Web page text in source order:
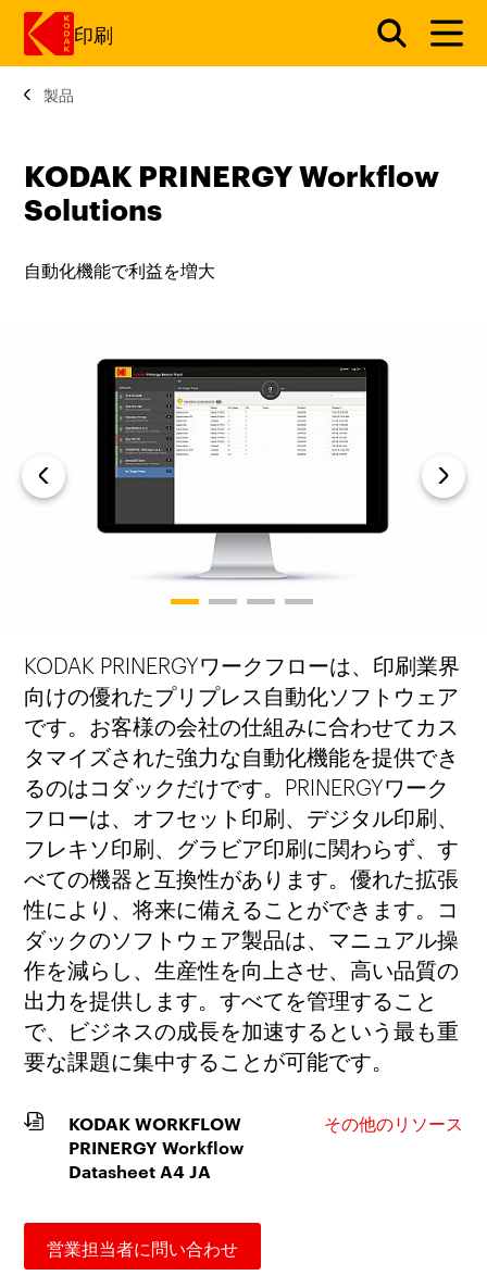
印刷
製品
KODAK PRINERGY Workflow
Solutions
2 3
KODAK PRINERGYワークフローは、印刷業界
向けの優れたプリプレス自動化ソフトウェア
です。お客様の会社の仕組みに合わせてカス
タマイズされた強力な自動化機能を提供でき
るのはコダックだけです。PRINERGYワーク
フローは、オフセット印刷、デジタル印刷、
フレキソ印刷、グラビア印刷に関わらず、す
べての機器と互換性があります。優れた拡張
性により、将来に備えることができます。コ
ダックのソフトウェア製品は、マニュアル操
作を減らし、生産性を向上させ、高い品質の
出力を提供します。すべてを管理すること
で、ビジネスの成長を加速するという最も重
要な課題に集中することが可能です。
KODAK WORKFLOW
PRINERGY Workflow
Datasheet A4 JA
その他のリソース
営業担当者に問い合わせ